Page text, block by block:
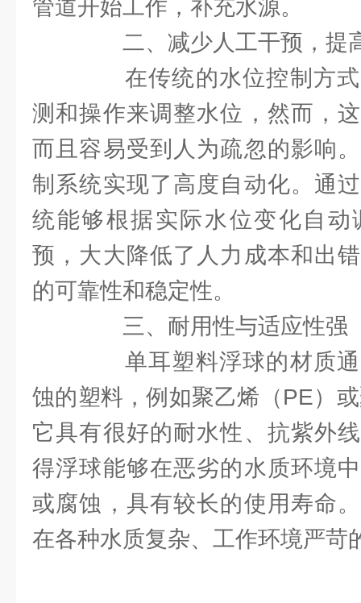
管道开始工作，补充水源。
二、减少人工干预，提
在传统的水位控制方式
测和操作来调整水位，然而，
而且容易受到人为疏忽的影响
制系统实现了高度自动化。通
统能够根据实际水位变化自动
预，大大降低了人力成本和出
的可靠性和稳定性。
三、耐用性与适应性强
单耳塑料浮球的材质通
蚀的塑料，例如聚乙烯（PE）
它具有很好的耐水性、抗紫外
得浮球能够在恶劣的水质环境
或腐蚀，具有较长的使用寿命
在各种水质复杂、工作环境严苛